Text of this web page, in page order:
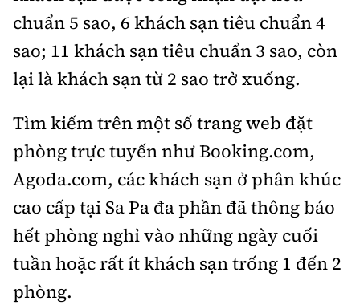
chuẩn 5 sao, 6 khách sạn tiêu chuẩn 4
sao; 11 khách sạn tiêu chuẩn 3 sao, còn
lại là khách sạn từ 2 sao trở xuống.
Tìm kiếm trên một số trang web đặt
phòng trực tuyến như Booking.com,
Agoda.com, các khách sạn ở phân khúc
cao cấp tại Sa Pa đa phần đã thông báo
hết phòng nghỉ vào những ngày cuối
tuần hoặc rất ít khách sạn trống 1 đến 2
phòng.